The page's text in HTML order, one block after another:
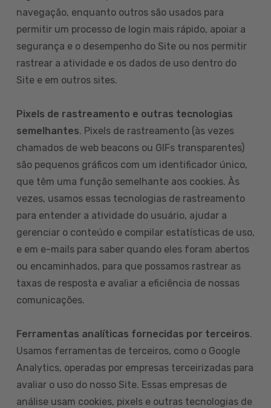
navegação, enquanto outros são usados para
permitir um processo de login mais rápido, apoiar a
segurança e o desempenho do Site ou nos permitir
rastrear a atividade e os dados de uso dentro do
Site e em outros sites.
Pixels de rastreamento e outras tecnologias
semelhantes. Pixels de rastreamento (às vezes
chamados de web beacons ou GIFs transparentes)
são pequenos gráficos com um identificador único,
que têm uma função semelhante aos cookies. Às
vezes, usamos essas tecnologias de rastreamento
para entender a atividade do usuário, ajudar a
gerenciar o conteúdo e compilar estatísticas de uso,
e em e-mails para saber quando eles foram abertos
ou encaminhados, para que possamos rastrear as
taxas de resposta e avaliar a eficiência de nossas
comunicações.
Ferramentas analíticas fornecidas por terceiros.
Usamos ferramentas de terceiros, como o Google
Analytics, operadas por empresas terceirizadas para
avaliar o uso do nosso Site. Essas empresas de
análise usam cookies, pixels e outras tecnologias de